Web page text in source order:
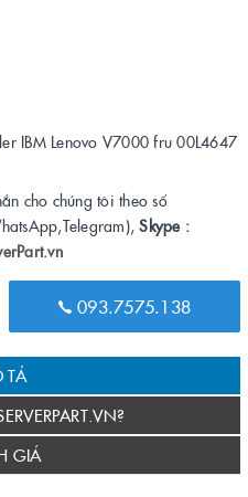
IBM Lenovo V7000 fru 00L4647
cho chúng tôi theo số
Skype :
093.7575.138
TẢ
GIÁ